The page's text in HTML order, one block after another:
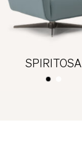
SPIRITOSA